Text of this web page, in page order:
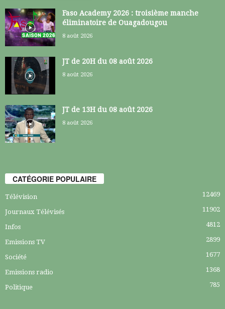
Faso Academy 2026 : troisième manche
éliminatoire de Ouagadougou
8 août 2026
JT de 20H du 08 août 2026
8 août 2026
JT de 13H du 08 août 2026
8 août 2026
CATÉGORIE POPULAIRE
Télévision 12469
Journaux Télévisés 11902
Infos 4812
Emissions TV 2899
Société 1677
Emissions radio 1368
Politique 785